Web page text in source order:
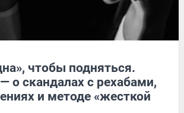
чтобы подняться.
о скандалах с рехабами,
и методе «жесткой